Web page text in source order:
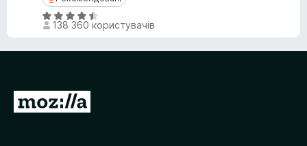
з
5
к
а
,
5
О
ц
а
4
138 360 користувачів
П